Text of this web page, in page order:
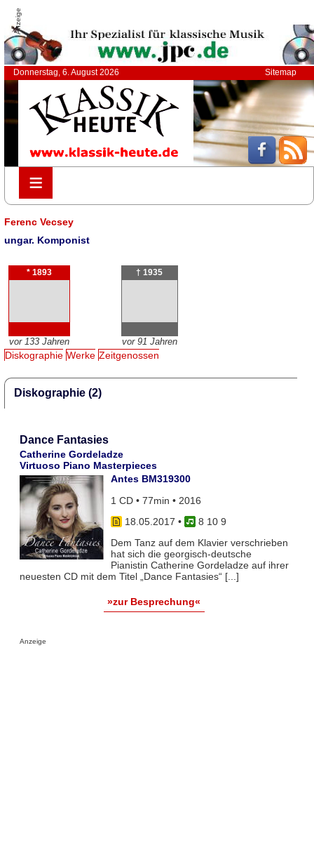
Anzeige
Donnerstag, 6. August 2026 Sitemap
≡
≡
Ferenc Vecsey
ungar. Komponist
* 1893
vor 133 Jahren
† 1935
vor 91 Jahren
Diskographie Werke Zeitgenossen
Diskographie (2)
Dance Fantasies
Catherine Gordeladze
Virtuoso Piano Masterpieces
Antes BM319300
1 CD • 77min • 2016
18.05.2017 •
8 10 9
Dem Tanz auf dem Klavier verschrieben
hat sich die georgisch-deutsche
Pianistin Catherine Gordeladze auf ihrer
neuesten CD mit dem Titel „Dance Fantasies“ [...]
»zur Besprechung«
Anzeige